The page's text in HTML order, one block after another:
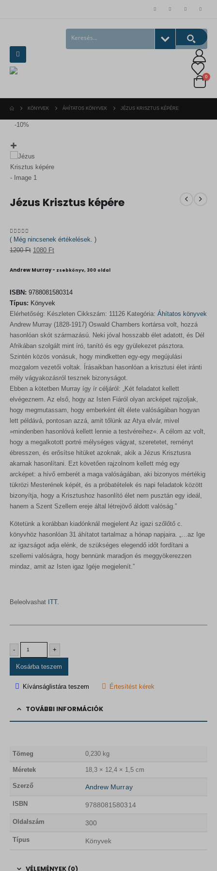
0
KÖNYVEK ÁHÍTATOS KÖNYVEK JÉZUS KRISZTUS KÉPÉRE
-10%
Jézus Krisztus képére
0 out of 5
( Még nincsenek értékelések. )
1200Ft O
i
i
n
a
l
p
r
c
e
w
a
s
:
1
2
0
0
F
t
.
1080 FtC
r
e
n
t
p
r
i
c
e
i
s
:
1
0
8
0
F
t
.
Andrew Murray - zsebkönyv, 300 oldal
ISBN: 9788081580314
Típus: Könyvek
Elérhetőség: Készleten Cikkszám: 11126 Kategória: Áhítatos könyvek
Andrew Murray (1828-1917) Oswald Chambers kortársa volt, hozzá
hasonlóan skót származású. Neki jóval hosszabb élet adatott, és Dél
Afrikában szolgált mint író, tanító és egy gyülekezet pásztora.
Szintén közös vonásuk, hogy mindketten egy-egy megújulási
mozgalom vezetői voltak. Írásaikban hasonlóan a krisztusi élet iránti
mély vágyakozásról tesznek bizonyságot.
Ebben a kötetben Murray így ír céljáról: „Két feladatot kellett
elvégeznem. Az első, hogy az Isten Fiáról olyan arcképet rajzoljak,
hogy megmutassam, hogy emberként élt élete valóságában hogyan
lett példává, pontosan azzá, amit tőlünk az Atya elvár, mivel
»mindenben hasonlóvá kellett lennie a testvéreihez«. A célom az volt,
hogy a megalkotott portré mélységes vágyat, szeretetet, reményt
ébresszen, és erősítse hitüket azoknak, akik a Jézus Krisztusra
akarnak hasonlítani. Ezt követően rajzolnom kellett még egy
arcképet: a hívő emberét a maga valóságában, aki bizonyos mértékig
tükrözi Mesterének képét, és a próbatételek és napi feladatok között
bizonyítja, hogy a Krisztushoz hasonlító élet nem pusztán egy ideál,
hanem a Szent Szellem ereje által létrejövő áldott valóság.”
Kötetünk a korábban kiadónknál megjelent Az igazi szőlőtő c.
könyvhöz hasonlóan 31 áhítatot tartalmaz a hónap napjaira. „…az Ige
az igazságot adja elénk, de szükséges elegendő időt fordítani a
szellemi valóságra, hogy bennünk maradjon és meggyökerezzen
mindaz, amit az Isten igaz Igéje megjelenít.”
Beleolvashat ITT.
- +
Kosárba teszem
Kívánságlistára teszem Értesítést kérek
TOVÁBBI INFORMÁCIÓK
Tömeg 0,230 kg
Méretek 18,3 × 12,4 × 1,5 cm
Szerző Andrew Murray
ISBN 9788081580314
Oldalszám 300
Típus Könyvek
VÉLEMÉNYEK (0)